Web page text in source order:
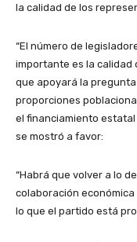
la calidad de los
“El número de
importante es la calidad
que apoyará la
proporciones
el financiamiento
se mostró a favor:
“Habrá que volver a lo
colaboración
lo que el partido está